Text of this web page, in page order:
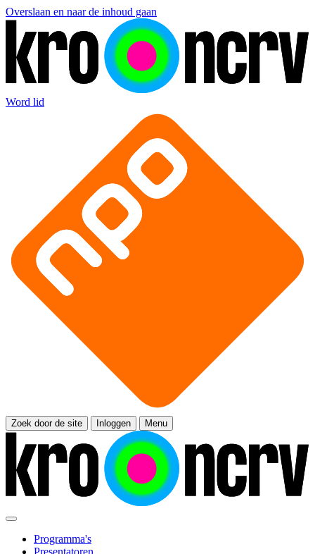
Overslaan en naar de inhoud gaan
Word lid
Zoek door de site Inloggen Menu
Programma's
Presentatoren